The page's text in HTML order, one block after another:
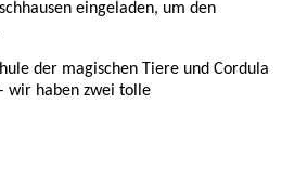
eingeladen, um den
der magischen Tiere und Cordula
wir haben zwei tolle